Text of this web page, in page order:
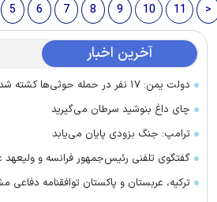
5 6 7 8 9 10 11 >
آخرین اخبار
دولت یمن: ۱۷ نفر در حمله حوثی‌ها کشته شدند
چای داغ بنوشید سرطان می‌گیرید
ترامپ: جنگ بزودی پایان می‌یابد
گفتگوی تلفنی رئیس‌جمهور فرانسه و ولیعهد
ترکیه، عربستان و پاکستان توافقنامه